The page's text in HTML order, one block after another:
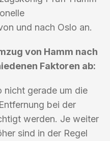
und nach Oslo an.
von Hamm nach
Faktoren ab:
nicht gerade um die
bei der
werden. Je weiter
sind in der Regel